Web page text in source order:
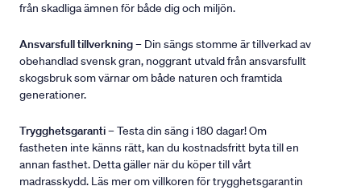
från skadliga ämnen för både dig och miljön.
Ansvarsfull tillverkning– Din sängs stomme är tillverkad av
obehandlad svensk gran, noggrant utvald från ansvarsfullt
skogsbruk som värnar om både naturen och framtida
generationer.
Trygghetsgaranti– Testa din säng i 180 dagar! Om
fastheten inte känns rätt, kan du kostnadsfritt byta till en
annan fasthet. Detta gäller när du köper till vårt
madrasskydd. Läs mer om villkoren för trygghetsgarantin